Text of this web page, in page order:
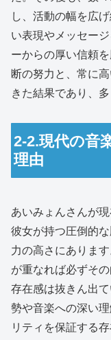
し、活動の幅を広
い表現やメッセー
ーからの厚い信頼
断の努力と、常に
きた結果であり、
2-2.現代の音
理由
あいみょんさんが
彼女が持つ圧倒的
力の高さにありま
が重なれば必ずそ
存在感は抜きん出
勢や音楽への深い
リティを保証する